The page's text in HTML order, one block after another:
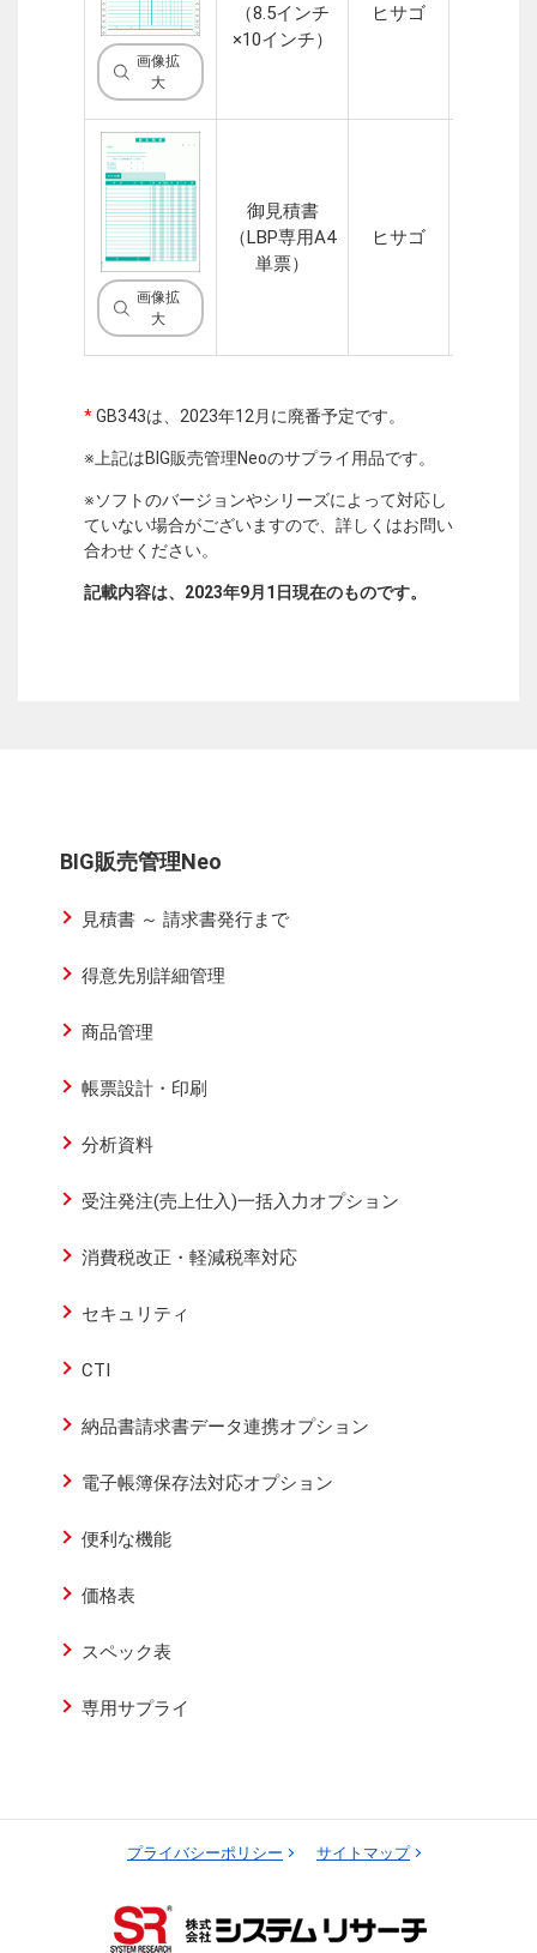
画像拡
大
（8.5インチ
×10インチ）
ヒサゴ
画像拡
大
御見積書
（LBP専用A4
単票）
ヒサゴ
*GB343は、2023年12月に廃番予定です。
※上記はBIG販売管理Neoのサプライ用品です。
※ソフトのバージョンやシリーズによって対応し
ていない場合がございますので、詳しくはお問い
合わせください。
記載内容は、2023年9月1日現在のものです。
BIG販売管理Neo
見積書 ～ 請求書発行まで
得意先別詳細管理
商品管理
帳票設計・印刷
分析資料
受注発注(売上仕入)一括入力オプション
消費税改正・軽減税率対応
セキュリティ
CTI
納品書請求書データ連携オプション
電子帳簿保存法対応オプション
便利な機能
価格表
スペック表
専用サプライ
プライバシーポリシー サイトマップ